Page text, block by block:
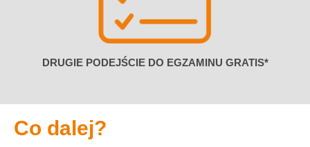
DRUGIE PODEJŚCIE DO EGZAMINU GRATIS*
Co dalej?